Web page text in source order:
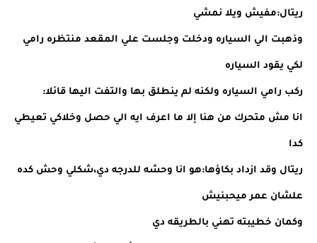
ريتال:مفيش ويلا نمشي
وذهبت الي السياره ودخلت وجلست علي المقعد منتظره رامي
لكي يقود السياره
ركب رامي السياره ولكنه لم ينطلق بها والتفت اليها قائلا:
انا مش متحرك من هنا إلا ما اعرف ايه الي حصل وخلاكي تعيطي
كدا
ريتال وقد ازداد بكاؤها:هو انا وحشه للدرجه دي،شكلي وحش كده
علشان عمر ميحبنيش
وكمان خطيبته تهني بالطريقه دي